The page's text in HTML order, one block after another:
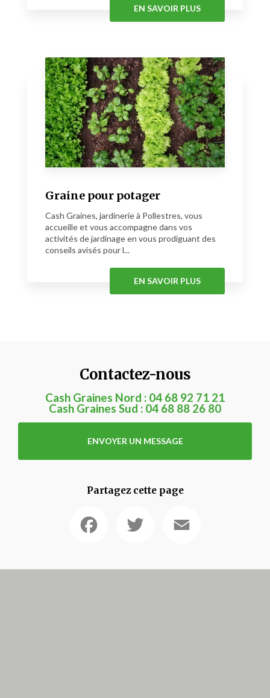
EN SAVOIR PLUS
Graine pour potager
Cash Graines, jardinerie à Pollestres, vous
accueille et vous accompagne dans vos
activités de jardinage en vous prodiguant des
conseils avisés pour l...
EN SAVOIR PLUS
Contactez-nous
Cash Graines Nord : 04 68 92 71 21
Cash Graines Sud : 04 68 88 26 80
ENVOYER UN MESSAGE
Partagez cette page